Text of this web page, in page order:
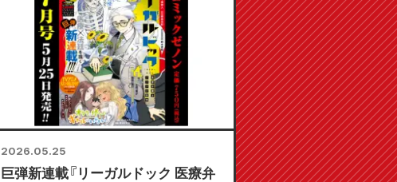
2026.05.25
巨弾新連載『リーガルドック 医療弁